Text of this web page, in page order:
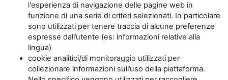
l'esperienza di navigazione delle pagine web in
funzione di una serie di criteri selezionati. In particolare
sono utilizzati per tenere traccia di alcune preferenze
espresse dall’utente (es: informazioni relative alla
lingua)
cookie analitici/di monitoraggio utilizzati per
collezionare informazioni sull’uso della piattaforma.